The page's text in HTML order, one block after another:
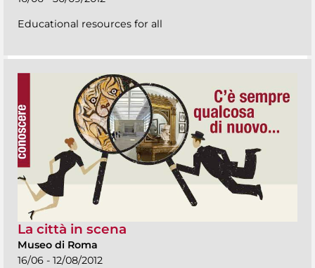
Educational resources for all
La città in scena
Museo di Roma
16/06 - 12/08/2012